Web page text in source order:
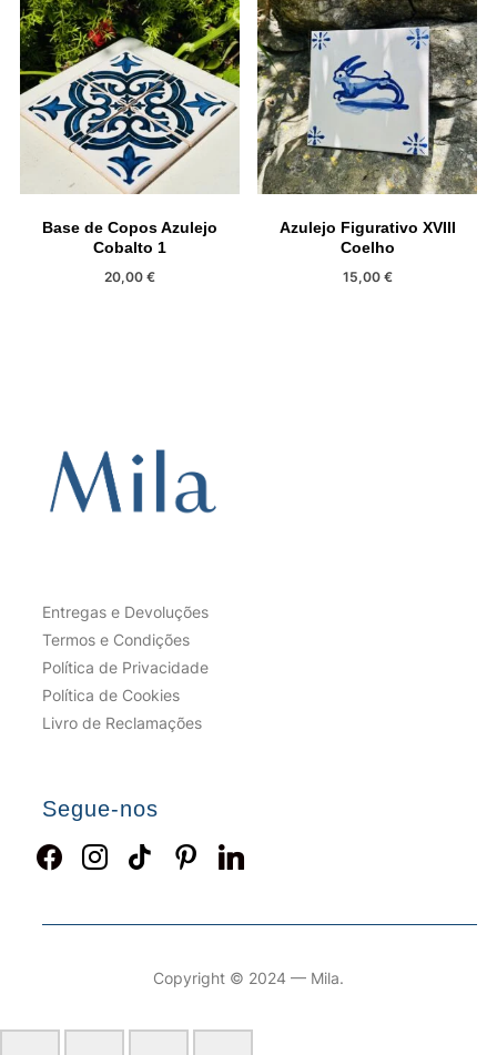
Base de Copos Azulejo
Cobalto 1
20,00 €
Azulejo Figurativo XVIII
Coelho
15,00 €
Entregas e Devoluções
Termos e Condições
Política de Privacidade
Política de Cookies
Livro de Reclamações
Segue-nos
facebookinstagram
tiktok pinterestlinkedin
Copyright © 2024 — Mila.